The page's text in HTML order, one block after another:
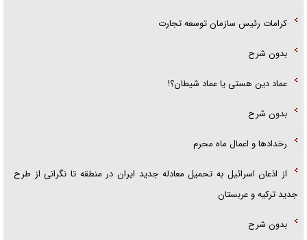
کرامات رئیس سازمان توسعه تجارت
بدون شرح
عماد دین هستی یا عماد شیطان؟!
بدون شرح
رخداد‌ها و اعمال ماه محرم
از اذعان اسرائیل به تحمیل معادله جدید ایران در منطقه تا نگرانی از طرح
جدید ترکیه و عربستان
بدون شرح